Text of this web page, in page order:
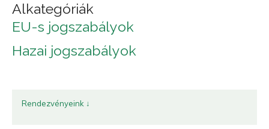
Alkategóriák
EU-s jogszabályok
Hazai jogszabályok
Rendezvényeink ↓